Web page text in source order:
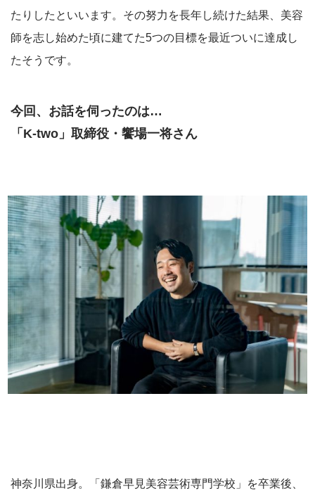
たりしたといいます。その努力を長年し続けた結果、美容
師を志し始めた頃に建てた5つの目標を最近ついに達成し
たそうです。
今回、お話を伺ったのは…
「K-two」取締役・饗場一将さん
神奈川県出身。「鎌倉早見美容芸術専門学校」を卒業後、